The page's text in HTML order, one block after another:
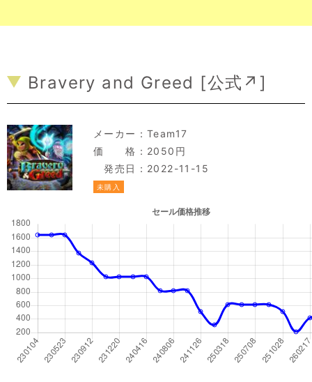
Bravery and Greed [公式↗ ]
メーカー： Team17
価 格：2050円
発売日：2022-11-15
未購入